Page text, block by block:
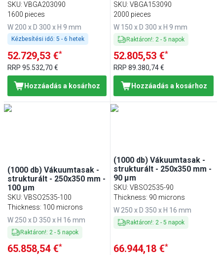
SKU: VBGA203090
1600 pieces
W 200 x D 300 x H 9 mm
Kézbesítési idő: 5 - 6 hetek
52.729,53 €*
RRP 95.532,70 €
Hozzáadás a kosárhoz
SKU:VBGA153090
2000 pieces
W 150 x D 300 x H 9 mm
Raktáron!: 2 -5 napok
52.805,53 €*
RRP89.380,74 €
Hozzáadás a kosárhoz
(1000 db) Vákuumtasak -
strukturált - 250x350 mm -
100 µm
SKU: VBSO2535-100
Thickness: 100 microns
W 250 x D 350 x H 16 mm
Raktáron!: 2- 5 napok
65.858,54 €*
(1000 db) Vákuumtasak -
strukturált - 250x350 mm -
90 µm
SKU:VBSO2535-90
Thickness: 90 microns
W 250 x D 350 x H 16 mm
Raktáron!: 2 -5 napok
66.944,18 €*